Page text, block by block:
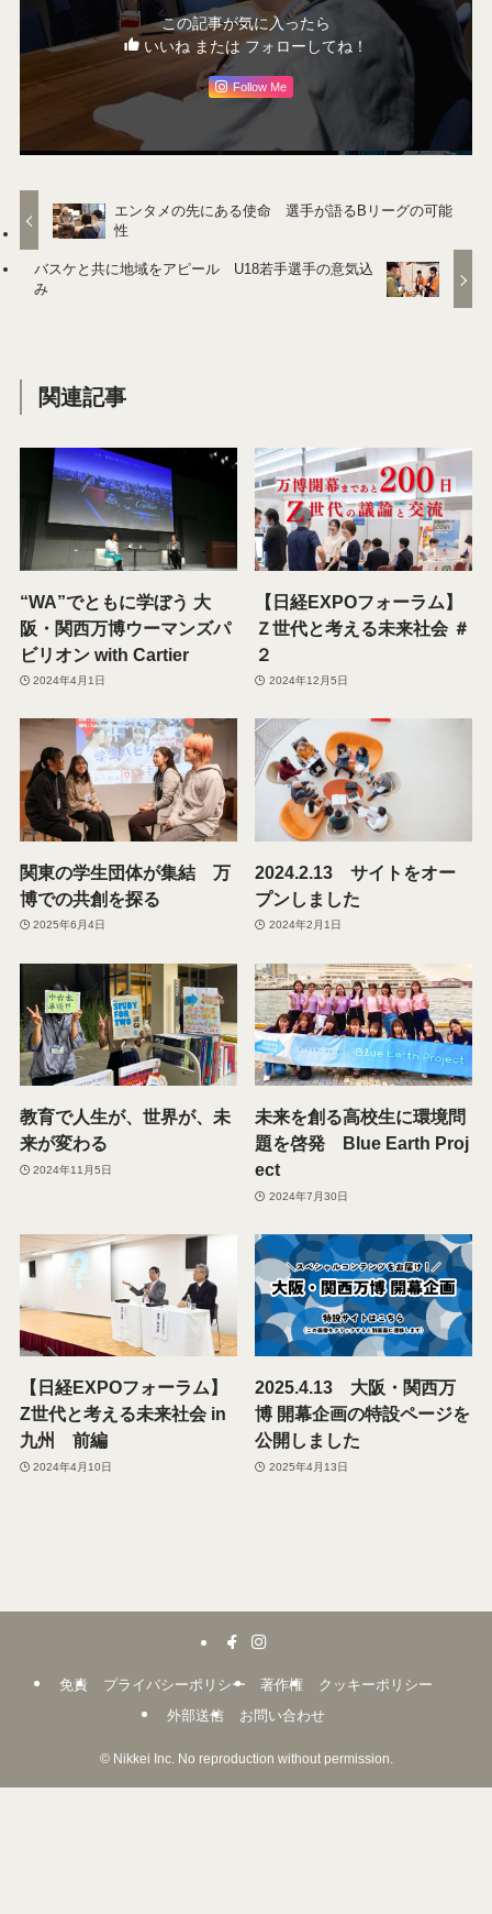
この記事が気に入ったら
いいね または フォローしてね！
Follow Me
エンタメの先にある使命 選手が語るBリーグの可能
性
バスケと共に地域をアピール U18若手選手の意気込
み
関連記事
“WA”でともに学ぼう 大
阪・関西万博ウーマンズパ
ビリオン with Cartier
2024年4月1日
【日経EXPOフォーラム】
Ｚ世代と考える未来社会 ＃
２
2024年12月5日
関東の学生団体が集結 万
博での共創を探る
2025年6月4日
2024.2.13 サイトをオー
プンしました
2024年2月1日
教育で人生が、世界が、未
来が変わる
2024年11月5日
未来を創る高校生に環境問
題を啓発 Blue Earth Proj
ect
2024年7月30日
【日経EXPOフォーラム】
Z世代と考える未来社会 in
九州 前編
2024年4月10日
2025.4.13 大阪・関西万
博 開幕企画の特設ページを
公開しました
2025年4月13日
免責 プライバシーポリシー 著作権
クッキーポリシー
外部送信
お問い合わせ
©Nikkei Inc. No reproduction without permission.